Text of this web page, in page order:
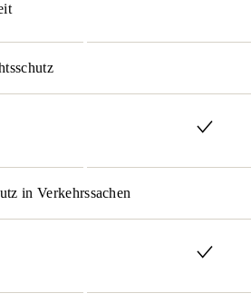
in Verkehrssachen